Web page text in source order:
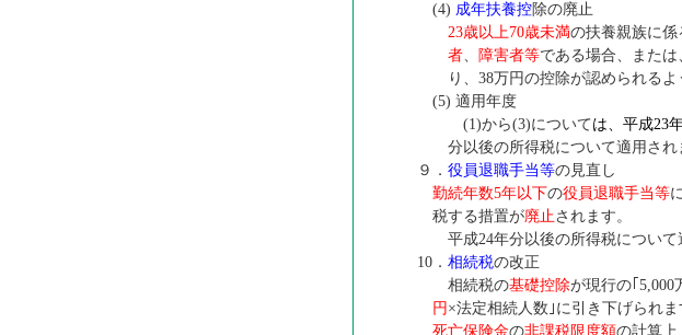
(4) 成年扶養控除の廃止
23歳以上70歳未満の扶養親族に
者、 障害者等である場合、または
り、38万円の控除が認められるよ
(5) 適用年度
(1)から(3)については、平成23
分以後の所得税について適用され
９． 役員退職手当等の見直し
勤続年数5年以下の役員退職手当等
税する措置が廃止されます。
平成24年分以後の所得税について
10． 相続税の改正
相続税の基礎控除が現行の｢5,000
円 ×法定相続人数｣に引き下げられま
死亡保険金の非課税限度額の計算上